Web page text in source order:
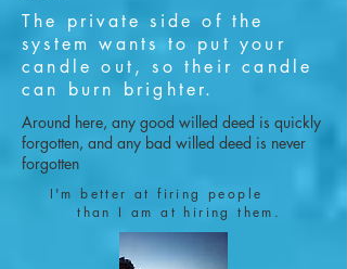
The private side of the
system wants to put your
candle out, so their candle
can burn brighter.
Around here, any good willed deed is quickly
forgotten, and any bad willed deed is never
forgotten
I'm better at firing people
than I am at hiring them.